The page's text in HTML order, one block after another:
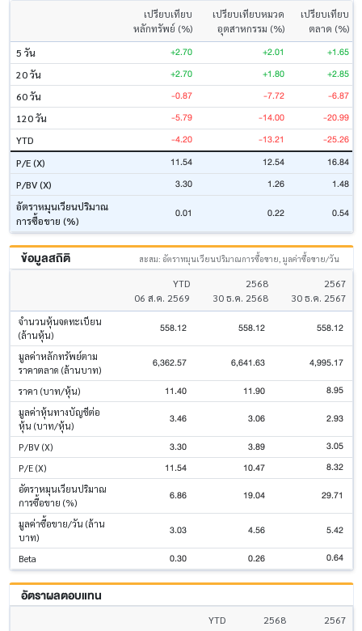
เปรียบเทียบ
หลักทรัพย์ (%)
เปรียบเทียบหมวด
อุตสาหกรรม (%)
เปรียบเทียบ
ตลาด (%)
5 วัน
+2.70 +2.01 +1.65
20 วัน +2.70 +1.80 +2.85
60 วัน -0.87 -7.72 -6.87
120 วัน -5.79 -14.00 -20.99
YTD -4.20 -13.21 -25.26
P/E (X) 11.54 12.54 16.84
P/BV (X) 3.30 1.26 1.48
อัตราหมุนเวียนปริมาณ
การซื้อขาย (%)
0.01 0.22 0.54
ข้อมูลสถิติ สะสม: อัตราหมุนเวียนปริมาณการซื้อขาย, มูลค่าซื้อขาย/วัน
YTD
06 ส.ค. 2569
2568
30 ธ.ค. 2568
2567
30 ธ.ค. 2567
จำนวนหุ้นจดทะเบียน
(ล้านหุ้น)
558.12 558.12 558.12
มูลค่าหลักทรัพย์ตาม
ราคาตลาด (ล้านบาท)
6,362.57 6,641.63 4,995.17
ราคา (บาท/หุ้น) 11.40 11.90 8.95
มูลค่าหุ้นทางบัญชีต่อ
หุ้น (บาท/หุ้น)
3.46 3.06 2.93
P/BV (X) 3.30 3.89 3.05
P/E (X) 11.54 10.47 8.32
อัตราหมุนเวียนปริมาณ
การซื้อขาย (%)
6.86 19.04 29.71
มูลค่าซื้อขาย/วัน (ล้าน
บาท)
3.03 4.56 5.42
Beta 0.30 0.26 0.64
อัตราผลตอบแทน
YTD 2568
2567